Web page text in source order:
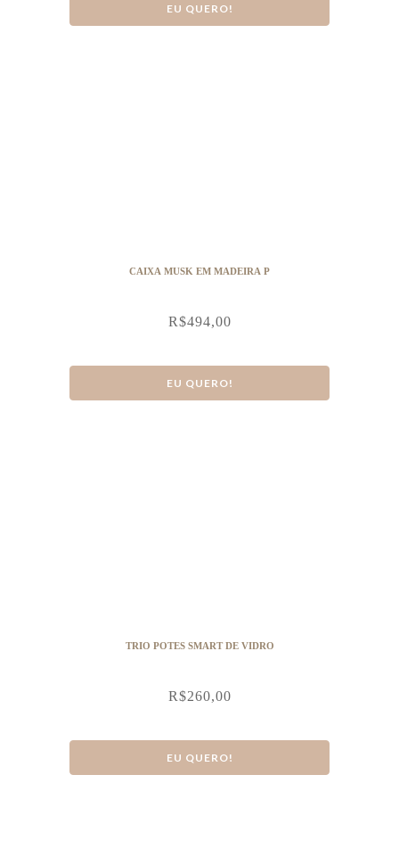
EU QUERO!
CAIXA MUSK EM MADEIRA P
R$494,00
EU QUERO!
TRIO POTES SMART DE VIDRO
R$260,00
EU QUERO!